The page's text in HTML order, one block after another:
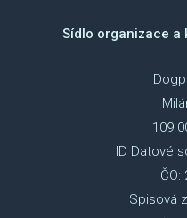
Sídlo organizace a
109
ID Datové
IČO:
Spisová